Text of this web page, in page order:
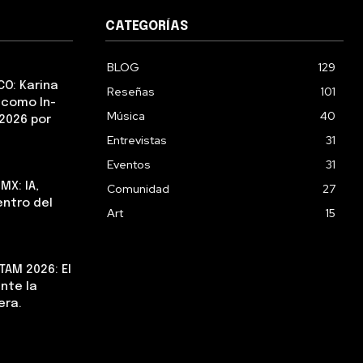
Karina
In-
por
IA,
del
2026: El
la
CATEGORÍAS
BLOG
129
Reseñas
101
Música
40
Entrevistas
31
Eventos
31
Comunidad
27
Art
15